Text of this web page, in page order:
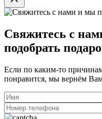
Свяжитесь с
подобрать
Если по каким-то
понравится, мы вернём